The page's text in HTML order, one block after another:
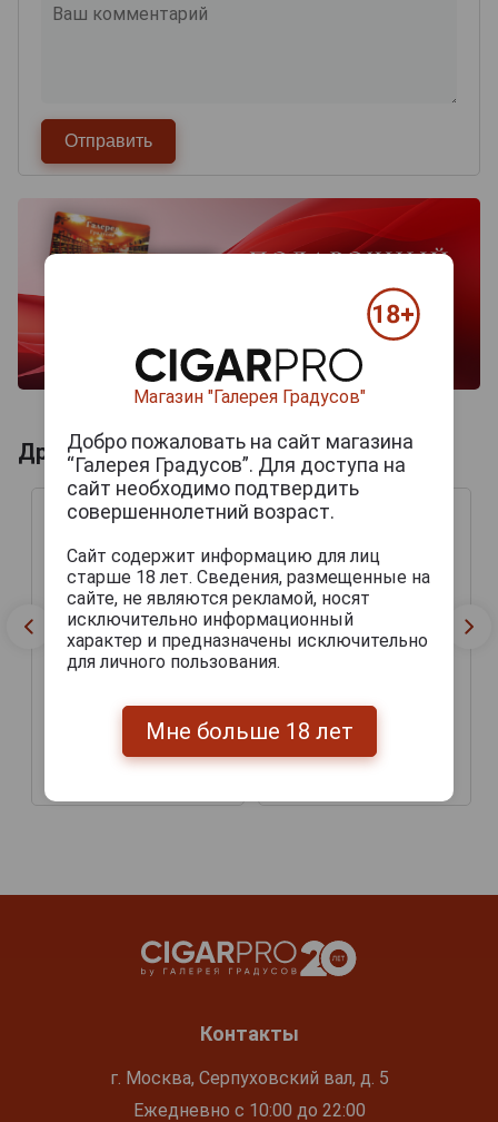
Другие продукты бренда JOSE L.PIEDRA
Сигары Jose L.Piedra
Petit Cetros в картонной
пачке
Сигары Jose L.Piedra
Brevas в картонной
пачке
Контакты
г. Москва, Серпуховский вал, д. 5
Ежедневно с 10:00 до 22:00
Магазин "Галерея Градусов"
Добро пожаловать на сайт магазина
“Галерея Градусов”. Для доступа на
сайт необходимо подтвердить
совершеннолетний возраст.
Сайт содержит информацию для лиц
старше 18 лет. Сведения, размещенные на
сайте, не являются рекламой, носят
исключительно информационный
характер и предназначены исключительно
для личного пользования.
Мне больше 18 лет